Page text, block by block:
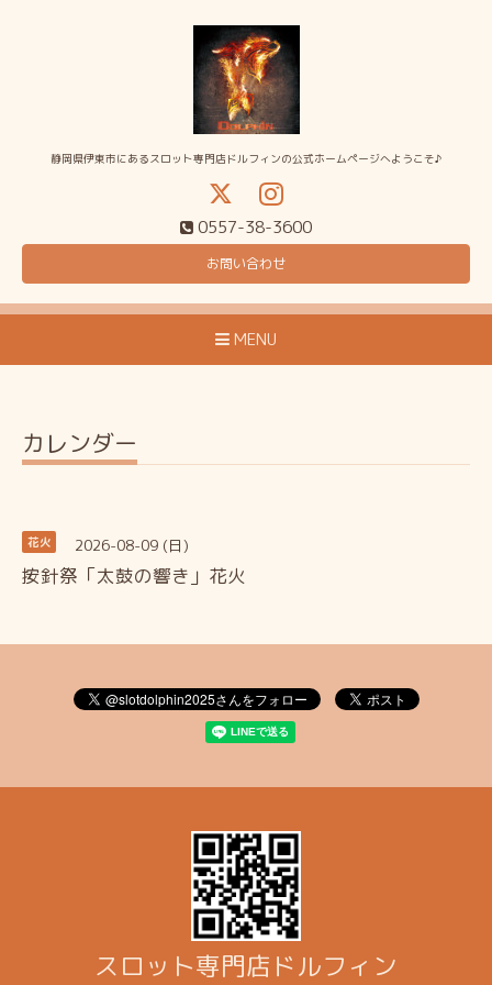
静岡県伊東市にあるスロット専門店ドルフィンの公式ホームページへようこそ♪
0557-38-3600
お問い合わせ
MENU
カレンダー
花火 2026-08-09 (日)
按針祭「太鼓の響き」花火
スロット専門店ドルフィン